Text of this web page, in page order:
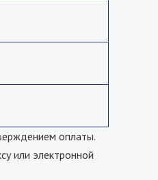
оплаты.
или электронной